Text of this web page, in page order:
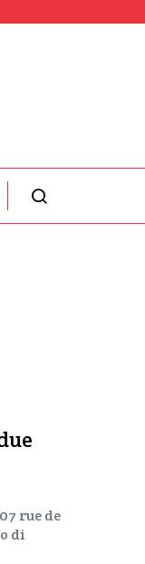
rue de
di